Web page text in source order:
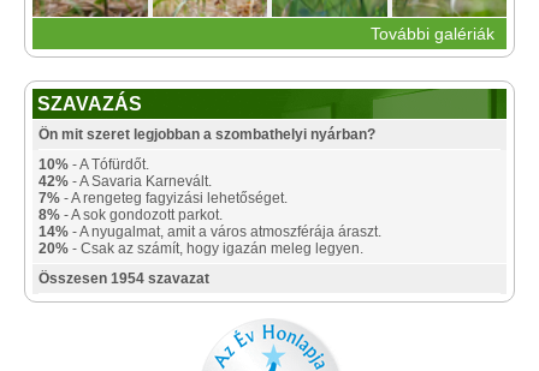
További galériák
SZAVAZÁS
Ön mit szeret legjobban a szombathelyi nyárban?
10% - A Tófürdőt.
42% - A Savaria Karnevált.
7% - A rengeteg fagyizási lehetőséget.
8% - A sok gondozott parkot.
14% - A nyugalmat, amit a város atmoszférája áraszt.
20% - Csak az számít, hogy igazán meleg legyen.
Összesen 1954 szavazat